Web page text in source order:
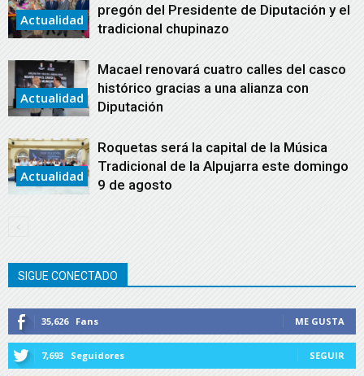
Actualidad
pregón del Presidente de Diputación y el
tradicional chupinazo
Actualidad
Macael renovará cuatro calles del casco
histórico gracias a una alianza con
Diputación
Actualidad
Roquetas será la capital de la Música
Tradicional de la Alpujarra este domingo
9 de agosto
SIGUE CONECTADO
35,626 Fans ME GUSTA
7,693 Seguidores SEGUIR